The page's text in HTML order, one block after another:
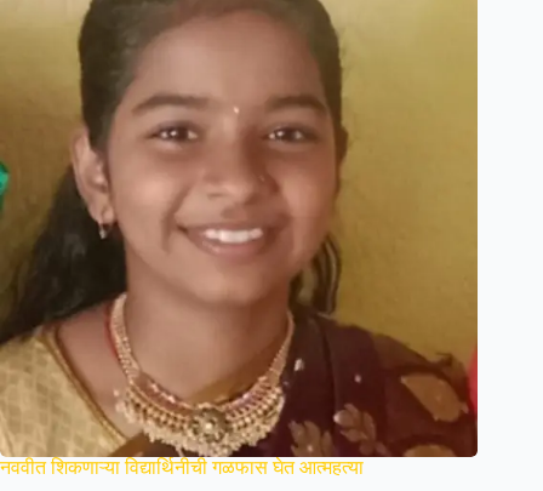
नववीत शिकणाऱ्या विद्यार्थिनीची गळफास घेत आत्महत्या